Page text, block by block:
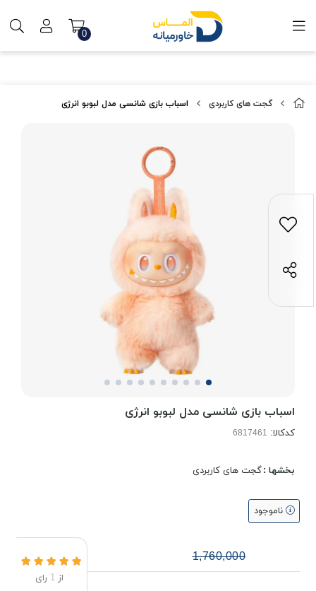
گجت های کاربردی اسباب بازی شانسی مدل لبوبو انرژی
اسباب بازی شانسی مدل لبوبو انرژی
کدکالا:
بخشها :گجت های کاربردی
ناموجود
1,760,000
از 1 رای
0